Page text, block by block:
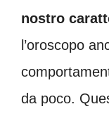
nostro
l’oroscopo
da poco.